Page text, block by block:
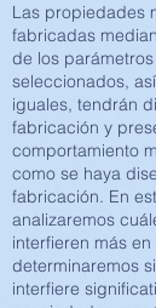
Las propiedades
fabricadas
de los
seleccionados,
iguales, tendrán
fabricación y
comportamiento
como se haya
fabricación. En
analizaremos
interfieren más
determinaremos
interfiere